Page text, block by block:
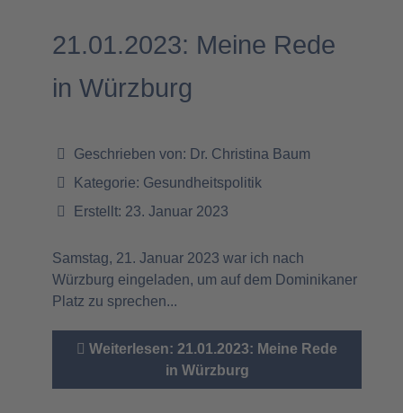
21.01.2023: Meine Rede
in Würzburg
Geschrieben von: Dr. Christina Baum
Kategorie: Gesundheitspolitik
Erstellt: 23. Januar 2023
Samstag, 21. Januar 2023 war ich nach
Würzburg eingeladen, um auf dem Dominikaner
Platz zu sprechen...
Weiterlesen: 21.01.2023: Meine Rede
in Würzburg